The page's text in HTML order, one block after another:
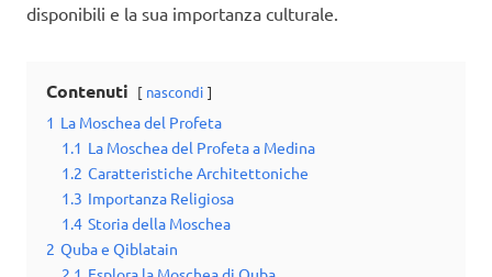
disponibili e la sua importanza culturale.
Contenuti nascondi
1 La Moschea del Profeta
1.1 La Moschea del Profeta a Medina
1.2 Caratteristiche Architettoniche
1.3 Importanza Religiosa
1.4 Storia della Moschea
2 Quba e Qiblatain